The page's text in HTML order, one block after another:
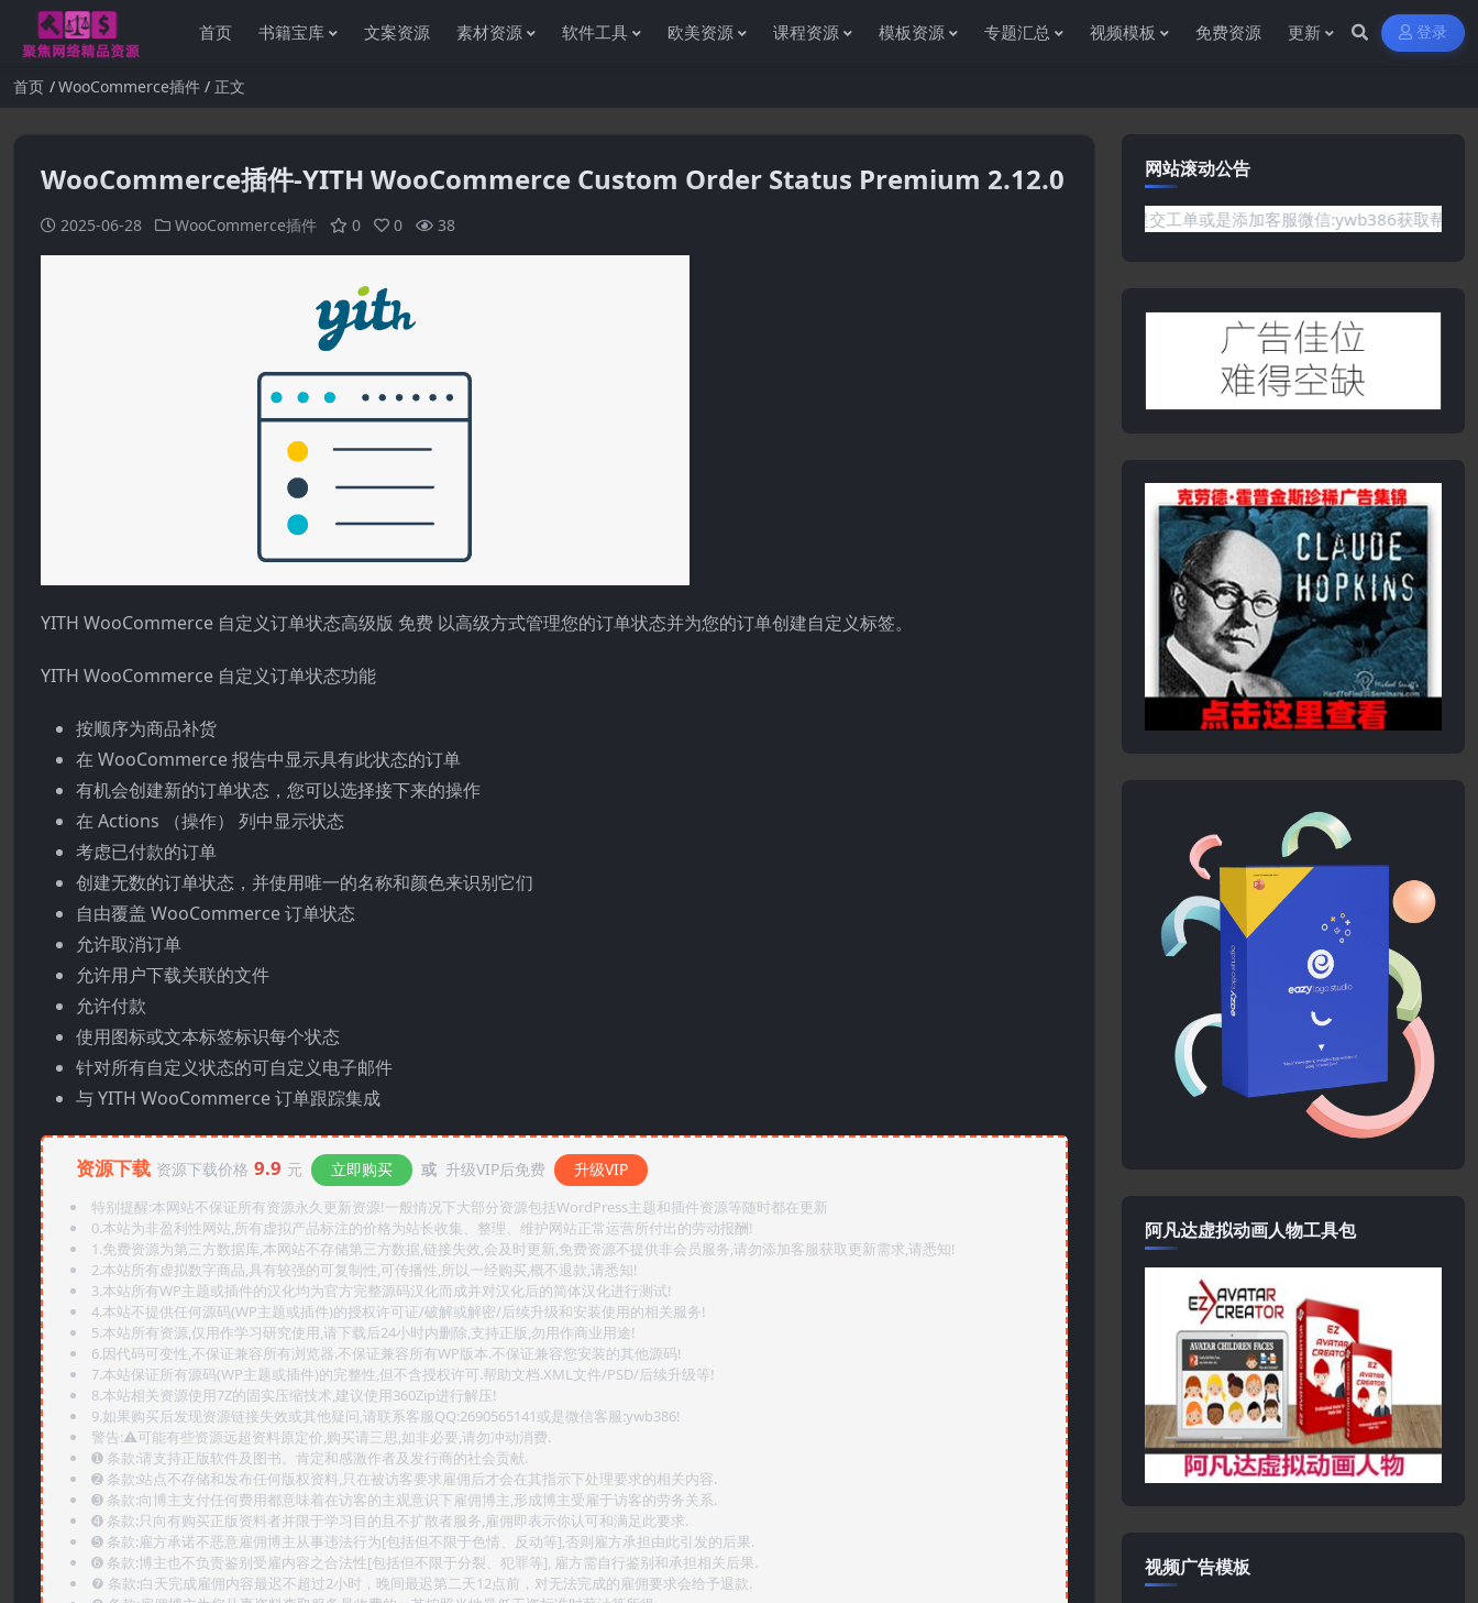
首页 书籍宝库 文案资源 素材资源 软件工具 欧美资源 课程资源 模板资源 专题汇总 视频模板 免费资源 更新 登录
首页 WooCommerce插件 正文
WooCommerce插件-YITH WooCommerce Custom Order Status Premium 2.12.0
2025-06-28 WooCommerce插件 0 0 38
YITH WooCommerce 自定义订单状态高级版 免费 以高级方式管理您的订单状态并为您的订单创建自定义标签。
YITH WooCommerce 自定义订单状态功能
按顺序为商品补货
在 WooCommerce 报告中显示具有此状态的订单
有机会创建新的订单状态，您可以选择接下来的操作
在 Actions （操作） 列中显示状态
考虑已付款的订单
创建无数的订单状态，并使用唯一的名称和颜色来识别它们
自由覆盖 WooCommerce 订单状态
允许取消订单
允许用户下载关联的文件
允许付款
使用图标或文本标签标识每个状态
针对所有自定义状态的可自定义电子邮件
与 YITH WooCommerce 订单跟踪集成
资源下载 资源下载价格 9.9 元 立即购买 或 升级VIP后免费 升级VIP
特别提醒:本网站不保证所有资源永久更新资源!一般情况下大部分资源包括WordPress主题和插件资源等随时都在更新
0.本站为非盈利性网站,所有虚拟产品标注的价格为站长收集、整理、维护网站正常运营所付出的劳动报酬!
1.免费资源为第三方数据库,本网站不存储第三方数据,链接失效,会及时更新,免费资源不提供非会员服务,请勿添加客服获取更新需求,请悉知!
2.本站所有虚拟数字商品,具有较强的可复制性,可传播性,所以一经购买,概不退款,请悉知!
3.本站所有WP主题或插件的汉化均为官方完整源码汉化而成并对汉化后的简体汉化进行测试!
4.本站不提供任何源码(WP主题或插件)的授权许可证/破解或解密/后续升级和安装使用的相关服务!
5.本站所有资源,仅用作学习研究使用,请下载后24小时内删除,支持正版,勿用作商业用途!
6.因代码可变性,不保证兼容所有浏览器.不保证兼容所有WP版本.不保证兼容您安装的其他源码!
7.本站保证所有源码(WP主题或插件)的完整性,但不含授权许可.帮助文档.XML文件/PSD/后续升级等!
8.本站相关资源使用7Z的固实压缩技术,建议使用360Zip进行解压!
9.如果购买后发现资源链接失效或其他疑问,请联系客服QQ:2690565141或是微信客服:ywb386!
警告:⚠️可能有些资源远超资料原定价,购买请三思,如非必要,请勿冲动消费.
➊️ 条款:请支持正版软件及图书。肯定和感激作者及发行商的社会贡献.
➋️ 条款:站点不存储和发布任何版权资料,只在被访客要求雇佣后才会在其指示下处理要求的相关内容.
➌️ 条款:向博主支付任何费用都意味着在访客的主观意识下雇佣博主,形成博主受雇于访客的劳务关系.
➍️ 条款:只向有购买正版资料者并限于学习目的且不扩散者服务,雇佣即表示你认可和满足此要求.
➎ 条款:雇方承诺不恶意雇佣博主从事违法行为[包括但不限于色情、反动等],否则雇方承担由此引发的后果.
➏️ 条款:博主也不负责鉴别受雇内容之合法性[包括但不限于分裂、犯罪等], 雇方需自行鉴别和承担相关后果.
❼ 条款:白天完成雇佣内容最迟不超过2小时，晚间最迟第二天12点前，对无法完成的雇佣要求会给予退款.
网站滚动公告
感谢您访问资源杂货铺获取各种信息资源!如果遇到任何问题或是网站没有你需要的资源,欢迎提交工单或是添加客服微信:ywb386获取帮助！
阿凡达虚拟动画人物工具包
视频广告模板